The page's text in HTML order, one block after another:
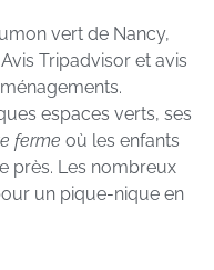
vert de Nancy,
Tripadvisor et avis
espaces verts, ses
ferme où les enfants
près. Les nombreux
un pique-nique en